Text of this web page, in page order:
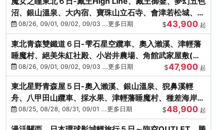
沼、銀山溫泉、大內宿、寶珠山立石寺、會津若松城、燒
肉吃到飽
08/26, 09/01, 09/02, 09/03 ...更多日期 $43,900 起
東北青森雙鐵道６日-雫石星空纜車、奧入瀨溪、津輕藩
睡魔村、絕美朱紅社殿、小岩井農場、角館武家屋敷(不
進免稅店)
08/26, 09/01, 09/02, 09/03 ...更多日期 $47,900 起
東北星野青森屋５日-奧入瀨溪、銀山溫泉、猊鼻溪輕
舟、八甲田山纜車、採水果、津輕藩睡魔村、種差海岸、
法式料理(不進免稅店)
08/25, 08/28, 08/31, 09/01 ...更多日期 $48,900 起